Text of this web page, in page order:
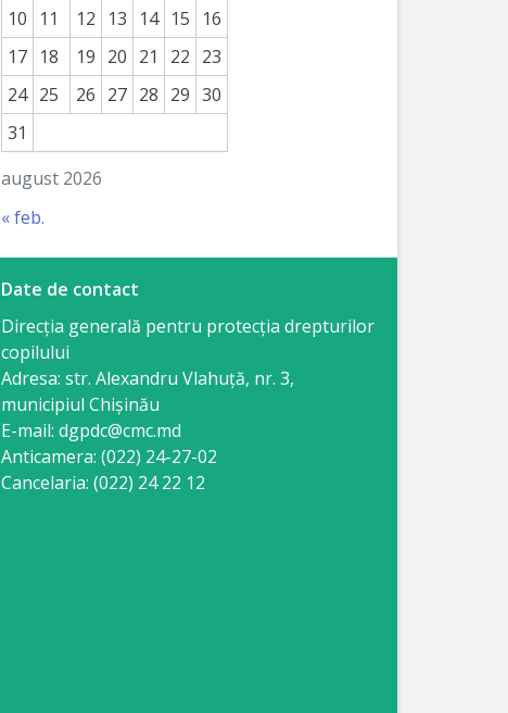
august 2026
10
11 12 13 14 15
16
17 18 19 20 21 22 23
24 25 26 27 28 29 30
31
« feb.
Date de contact
Direcția generală pentru protecția drepturilor
copilului
Adresa: str. Alexandru Vlahuţă, nr. 3,
municipiul Chişinău
E-mail: dgpdc@cmc.md
Anticamera: (022) 24-27-02
Cancelaria: (022) 24 22 12